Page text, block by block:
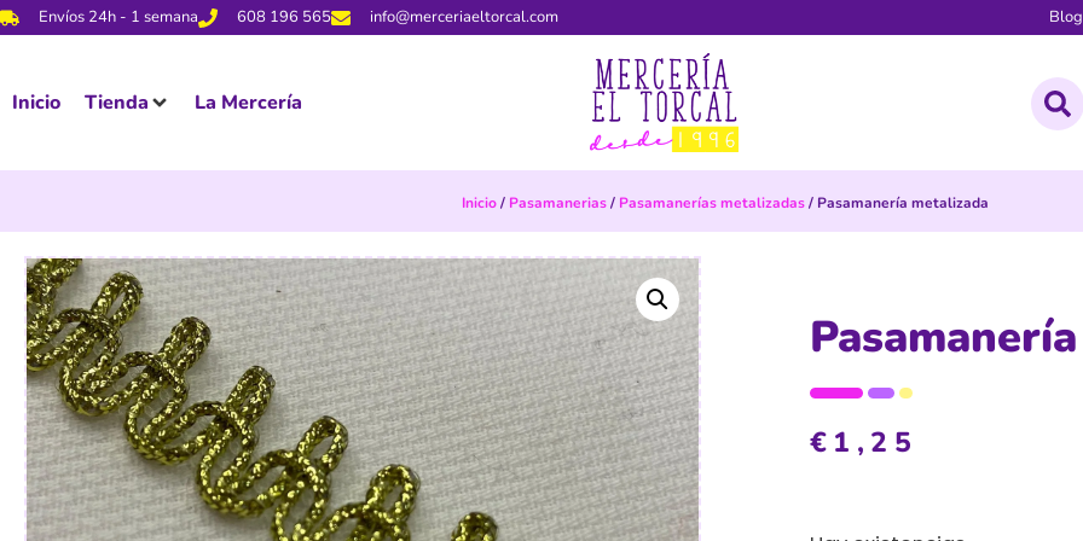
Envíos 24h - 1 semana 608 196 565 info@merceriaeltorcal.com Blog
Inicio Tienda La Mercería
Inicio/ Pasamanerias/ Pasamanerías metalizadas/ Pasamanería metalizada
€ 1,25